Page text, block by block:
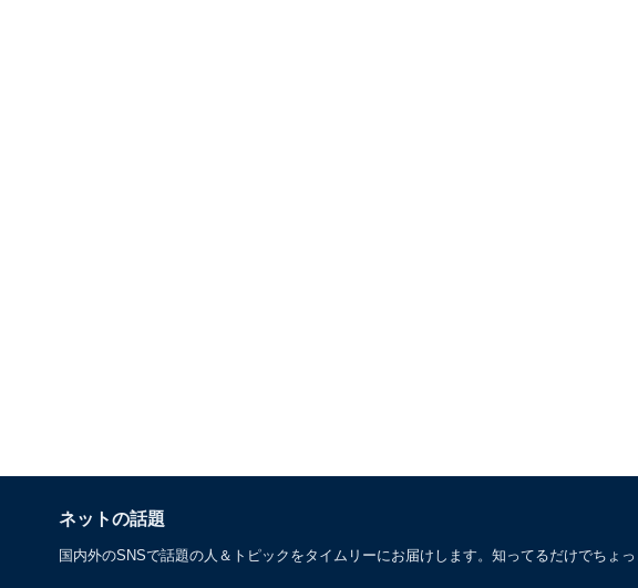
ネットの話題
国内外のSNSで話題の人＆トピックをタイムリーにお届けします。知ってるだけでちょ